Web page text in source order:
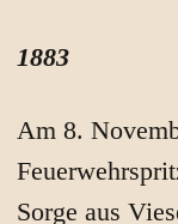
1883
Am 8.
Sorge aus